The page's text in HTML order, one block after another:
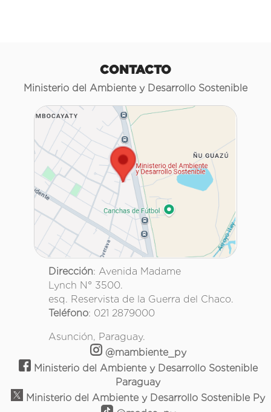
CONTACTO
Ministerio del Ambiente y Desarrollo Sostenible
Dirección: Avenida Madame
Lynch N° 3500.
esq. Reservista de la Guerra del Chaco.
Teléfono: 021 2879000
Asunción, Paraguay.
@mambiente_py
Ministerio del Ambiente y Desarrollo Sostenible
Paraguay
Ministerio del Ambiente y Desarrollo Sostenible Py